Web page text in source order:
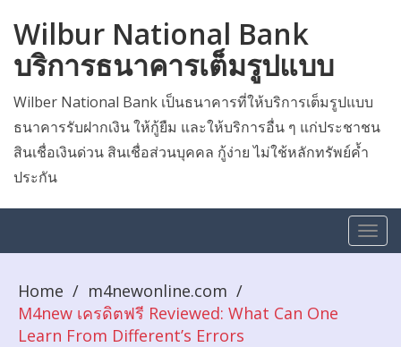
Wilbur National Bank
บริการธนาคารเต็มรูปแบบ
Wilber National Bank เป็นธนาคารที่ให้บริการเต็มรูปแบบ
ธนาคารรับฝากเงิน ให้กู้ยืม และให้บริการอื่น ๆ แก่ประชาชน
สินเชื่อเงินด่วน สินเชื่อส่วนบุคคล กู้ง่าย ไม่ใช้หลักทรัพย์ค้ำ
ประกัน
Home / m4newonline.com /
M4new เครดิตฟรี Reviewed: What Can One
Learn From Different’s Errors